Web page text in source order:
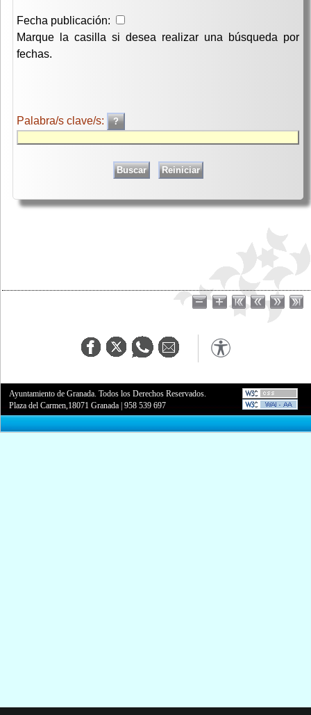
Fecha publicación:
Marque la casilla si desea realizar una búsqueda por
fechas.
Palabra/s clave/s:
Ayuntamiento de Granada. Todos los Derechos Reservados.
Plaza del Carmen,18071 Granada |958 539 697